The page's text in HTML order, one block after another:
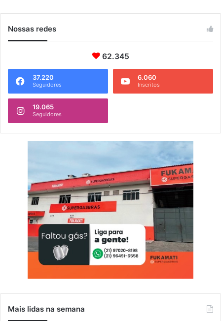
Nossas redes
62.345
37.220
Seguidores
6.060
Inscritos
19.065
Seguidores
Mais lidas na semana